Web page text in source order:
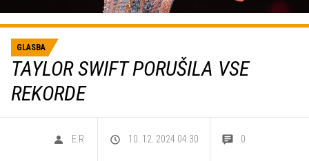
GLASBA
TAYLOR SWIFT PORUŠILA VSE
REKORDE
E.R. 10. 12. 2024 04.30 0